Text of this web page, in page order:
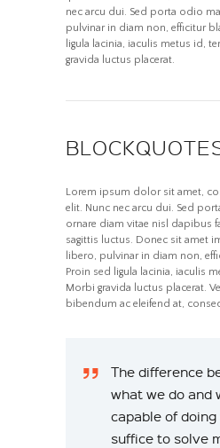
nec arcu dui. Sed porta odio
pulvinar in diam non, efficitur
ligula lacinia, iaculis metus id,
gravida luctus placerat.
Lorem ipsum dolor sit amet,
elit. Nunc nec arcu dui. Sed
ornare diam vitae nisl dapibus
sagittis luctus. Donec sit amet
libero, pulvinar in diam non,
Proin sed ligula lacinia, iaculis
Morbi gravida luctus placerat.
bibendum ac eleifend at,
The difference
what we do and
capable of
suffice to solve